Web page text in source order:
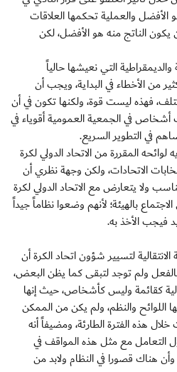
والعملية تحكمها العلاقات
الناتج منه هو الأفضل، لكن
التي نعيشها حالياً
من الأخطاء في البداية، ويجب أن
فهذه ليست قوة، ولكنها تكون في أن
في الجمعية العمومية أقوياء في
في التطوير السريع.
المقررة من الاتحاد الدولي لكرة
الاتحادات، ولكن وجهة نظري أن
ولا يتعارض مع الاتحاد الدولي لكرة
بالهيئة؛ لأنهم وضعوا نظاماً جيداً
فيجب الأخذ به.
لتسيير شؤون اتحاد الكرة أن
بالفعل ولم توجد لتبقى كما يظن البعض،
كقائمة وليس كأشخاص، حيث إنها
اللوائح والنظم، ولم يكن من الممكن
هذه الفترة الطارئة، ومضيفاً أنه
مع مثل هذه المواقف في
وأن هناك قصورا في النظام ولابد من